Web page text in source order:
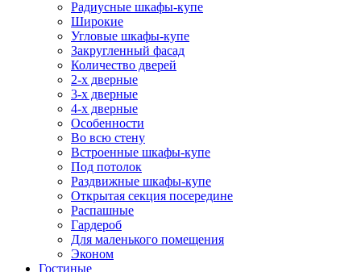
Радиусные шкафы-купе
Широкие
Угловые шкафы-купе
Закругленный фасад
Количество дверей
2-х дверные
3-х дверные
4-х дверные
Особенности
Во всю стену
Встроенные шкафы-купе
Под потолок
Раздвижные шкафы-купе
Открытая секция посередине
Распашные
Гардероб
Для маленького помещения
Эконом
Гостиные